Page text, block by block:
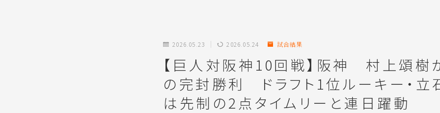
2026.05.23 2026.05.24 試合結果
【巨人対阪神10回戦】阪神 村上頌樹
の完封勝利 ドラフト1位ルーキー・立
は先制の2点タイムリーと連日躍動